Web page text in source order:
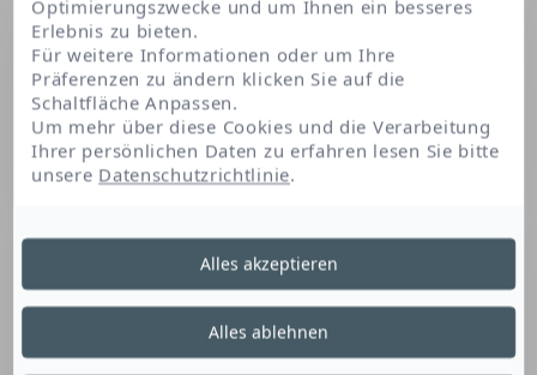
Acacia decurrens flower wax
Acacia Decurrens
Flower Wax
Optimierungszwecke und um Ihnen ein besseres
Erlebnis zu bieten.
Für weitere Informationen oder um Ihre
Präferenzen zu ändern klicken Sie auf die
Schaltfläche Anpassen.
Um mehr über diese Cookies und die Verarbeitung
Ihrer persönlichen Daten zu erfahren lesen Sie bitte
unsere Datenschutzrichtlinie.
Alles ablehnen
Alles akzeptieren